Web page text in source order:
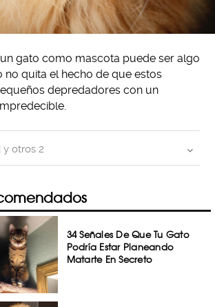
gato como mascota puede ser algo
no quita el hecho de que estos
depredadores con un
y otros 2
34 Señales De Que Tu Gato
Podría Estar Planeando
Matarte En Secreto